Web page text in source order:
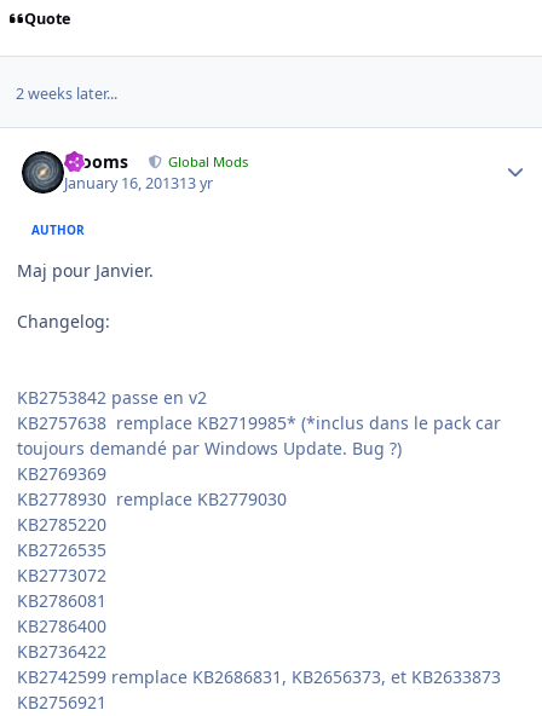
Quote
2 weeks later...
mooms Global Mods
January 16, 201313 yr
AUTHOR
Maj pour Janvier.
Changelog:
KB2753842 passe en v2
KB2757638 remplace KB2719985* (*inclus dans le pack car
toujours demandé par Windows Update. Bug ?)
KB2769369
KB2778930 remplace KB2779030
KB2785220
KB2726535
KB2773072
KB2786081
KB2786400
KB2736422
KB2742599 remplace KB2686831, KB2656373, et KB2633873
KB2756921